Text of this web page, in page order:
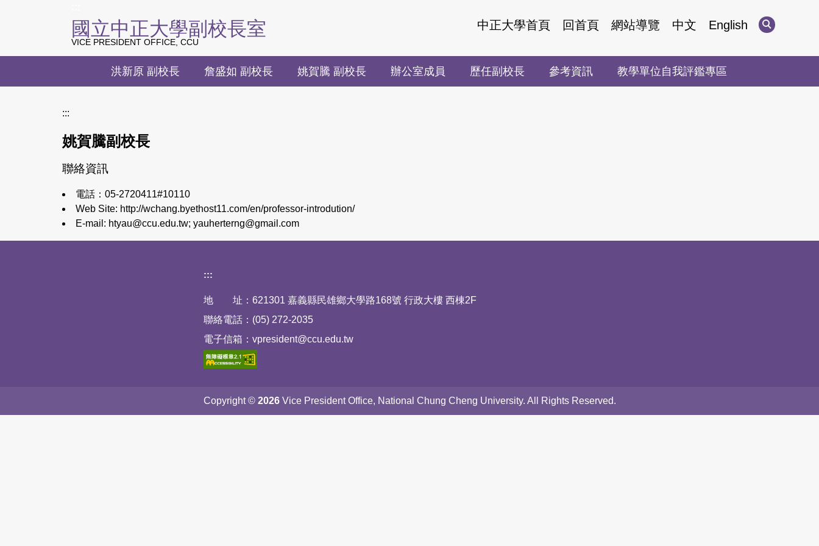
國立中正大學副校長室
VICE PRESIDENT OFFICE, CCU
中正大學首頁 回首頁 網站導覽 中文 English
洪新原 副校長 詹盛如 副校長 姚賀騰 副校長 辦公室成員 歷任副校長 參考資訊 教學單位自我評鑑專區
:::
姚賀騰副校長
聯絡資訊
電話：05-2720411#10110
Web Site: http://wchang.byethost11.com/en/professor-introdution/
E-mail: htyau@ccu.edu.tw; yauherterng@gmail.com
:::下方網站資訊區塊
地 址：621301 嘉義縣民雄鄉大學路168號 行政大樓 西棟2F
聯絡電話：(05) 272-2035
電子信箱：vpresident@ccu.edu.tw
Copyright © 2026Vice President Office, National Chung Cheng University. All Rights Reserved.